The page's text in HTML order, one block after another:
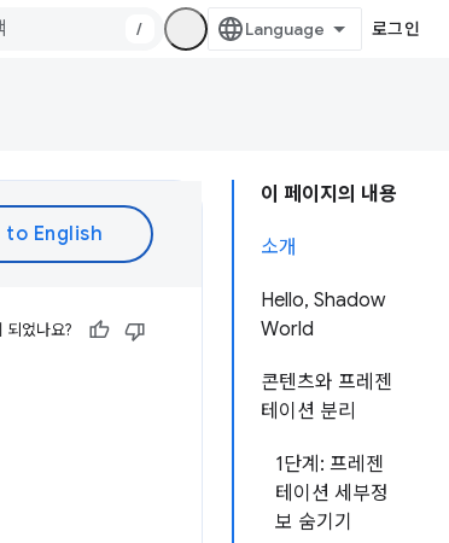
/ 로그인
이 페이지의 내용
소개
Hello, Shadow
World
콘텐츠와 프레젠
테이션 분리
1단계: 프레젠
테이션 세부정
보 숨기기
되었나요?